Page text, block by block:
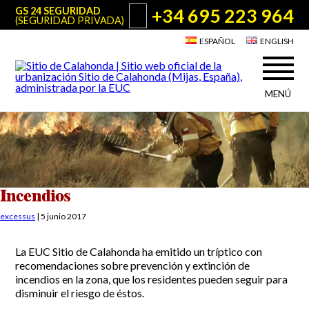
GS 24 SEGURIDAD
(SEGURIDAD PRIVADA)
+34 695 223 964
ESPAÑOL ENGLISH
MENÚ
Acerca de Sitio de Calahonda
Quiénes somos
Junta Directiva
Servicios de la EUC
Actas e Informes Anuales
Contactar
Actuaciones
Utilidades para Residentes y Visitantes
Transporte
El reciclado de nuestros residuos
Información sobre podas
Noticias
Teléfonos de interés
©2026 E.U.C.Sitio de Calahonda, Calle Monte Paraíso, 6, 29649 Mijas Costa.
NIF: G29178803.Todos los derechos reservados. Diseño y desarrollo:Jesse Naylor
Incendios
excessus | 5 junio 2017
La EUC Sitio de Calahonda ha emitido un tríptico con
recomendaciones sobre prevención y extinción de
incendios en la zona, que los residentes pueden seguir para
disminuir el riesgo de éstos.